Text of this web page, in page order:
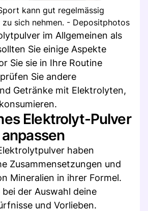
kann gut regelmässig
sich nehmen. - Depositphotos
im Allgemeinen als
Sie einige Aspekte
Sie sie in Ihre Routine
Sie andere
Getränke mit Elektrolyten,
Elektrolyt-Pulver
haben
Zusammensetzungen und
Mineralien in ihrer Formel.
der Auswahl deine
und Vorlieben.